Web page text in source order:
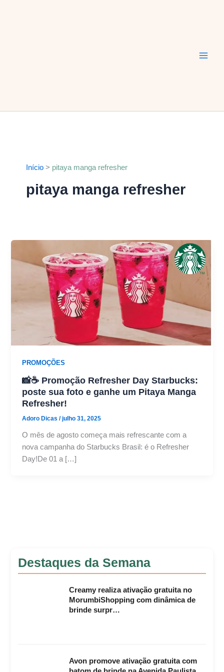
Início pitaya manga refresher
pitaya manga refresher
PROMOÇÕES
📸☕ Promoção Refresher Day Starbucks:
poste sua foto e ganhe um Pitaya Manga
Refresher!
Adoro Dicas/julho 31, 2025
O mês de agosto começa mais refrescante com a
nova campanha do Starbucks Brasil: é o Refresher
Day!De 01 a […]
Destaques da Semana
Creamy realiza ativação gratuita no
MorumbiShopping com dinâmica de
brinde surpr…
Avon promove ativação gratuita com